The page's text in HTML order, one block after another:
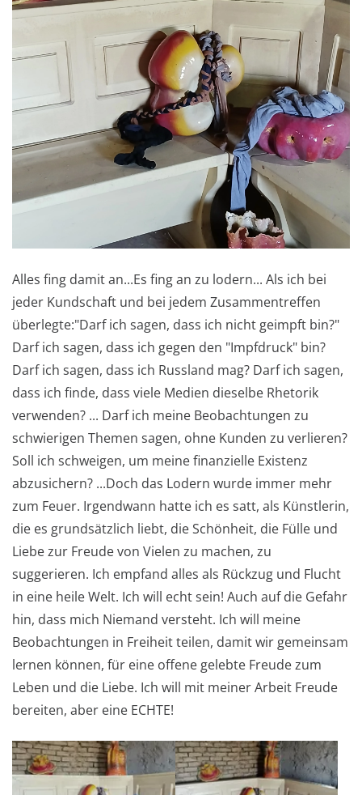
Alles fing damit an...Es fing an zu lodern... Als ich bei
jeder Kundschaft und bei jedem Zusammentreffen
überlegte:"Darf ich sagen, dass ich nicht geimpft bin?"
Darf ich sagen, dass ich gegen den "Impfdruck" bin?
Darf ich sagen, dass ich Russland mag? Darf ich sagen,
dass ich finde, dass viele Medien dieselbe Rhetorik
verwenden? ... Darf ich meine Beobachtungen zu
schwierigen Themen sagen, ohne Kunden zu verlieren?
Soll ich schweigen, um meine finanzielle Existenz
abzusichern? ...Doch das Lodern wurde immer mehr
zum Feuer. Irgendwann hatte ich es satt, als Künstlerin,
die es grundsätzlich liebt, die Schönheit, die Fülle und
Liebe zur Freude von Vielen zu machen, zu
suggerieren. Ich empfand alles als Rückzug und Flucht
in eine heile Welt. Ich will echt sein! Auch auf die Gefahr
hin, dass mich Niemand versteht. Ich will meine
Beobachtungen in Freiheit teilen, damit wir gemeinsam
lernen können, für eine offene gelebte Freude zum
Leben und die Liebe. Ich will mit meiner Arbeit Freude
bereiten, aber eine ECHTE!